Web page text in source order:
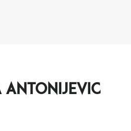
Antonijevic